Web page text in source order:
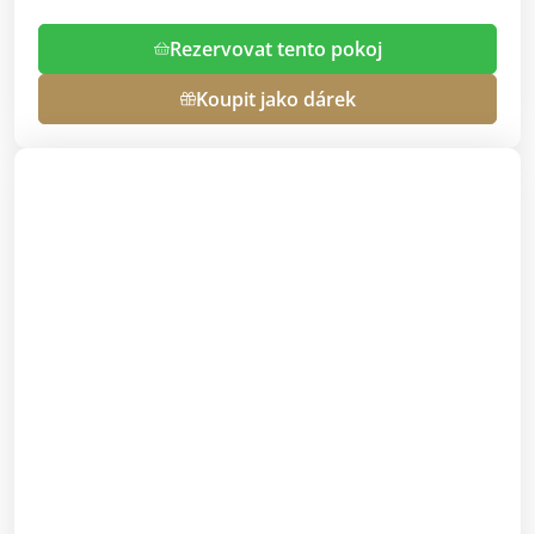
Rezervovat tento pokoj
Koupit jako dárek